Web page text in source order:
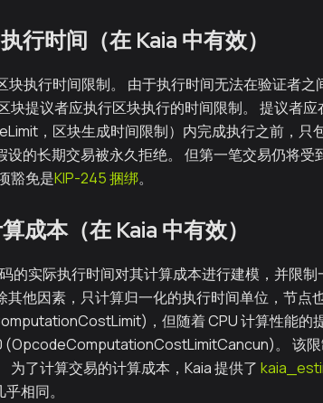
行时间（在 Kaia 中有效）
块执行时间限制。 由于执行时间无法在验证者
块提议者应执行区块执行的时间限制。 提议者应
，区块生成时间限制）内完成执行之前，只
设的长期交易被永久拒绝。 但第一笔交易仍将
豁免是KIP-245 捆绑。
成本（在 Kaia 中有效）
的实际执行时间对其计算成本进行建模，并限
其他因素，只计算归一化的执行时间单位，节点
，但随着 CPU 计算性能的
(OpcodeComputationCostLimitCancun)。 该
为了计算交易的计算成本，Kaia 提供了
乎相同。